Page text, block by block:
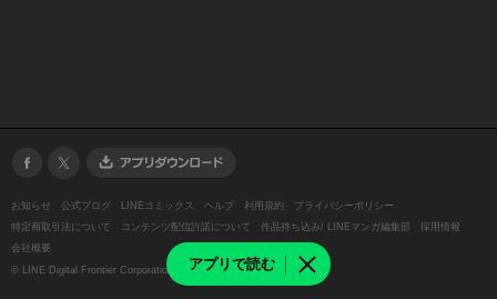
アプリで読む
お知らせ 公式ブログ LINEコミックス ヘルプ 利用規約
プライバシーポリシー
特定商取引法について
コンテンツ配信許諾について 作品持ち込み/ LINEマンガ編集部
採用情報
会社概要
© LINE Digital Frontier Corporation